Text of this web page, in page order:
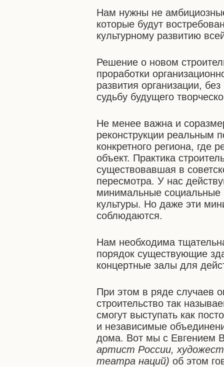
Нам нужны не
которые будут
культурному развитию
Решение о новом
проработки
развития организации,
судьбу будущего
Не менее важна и
реконструкции реальным
конкретного региона, где
объект. Практика
существовавшая в
пересмотра. У нас
минимальные социальные
культуры. Но даже эти
соблюдаются.
Нам необходима
порядок существующие
концертные залы для
При этом в ряде случаев
строительство так
смогут выступать как
и независимые
дома. Вот мы с Евгением
артист России,
театра наций) об этом